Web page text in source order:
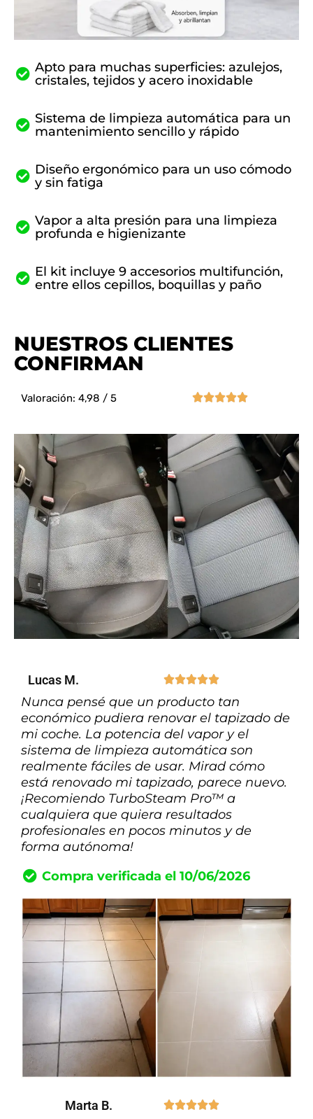
Apto para muchas superficies: azulejos,
cristales, tejidos y acero inoxidable
Sistema de limpieza automática para un
mantenimiento sencillo y rápido
Diseño ergonómico para un uso cómodo
y sin fatiga
Vapor a alta presión para una limpieza
profunda e higienizante
El kit incluye 9 accesorios multifunción,
entre ellos cepillos, boquillas y paño
NUESTROS CLIENTES
CONFIRMAN
Valoración: 4,98 / 5 
Lucas M. 
Nunca pensé que un producto tan
económico pudiera renovar el tapizado de
mi coche. La potencia del vapor y el
sistema de limpieza automática son
realmente fáciles de usar. Mirad cómo
está renovado mi tapizado, parece nuevo.
¡Recomiendo TurboSteam Pro™ a
cualquiera que quiera resultados
profesionales en pocos minutos y de
forma autónoma!
Compra verificada el 10/06/2026
Marta B. 